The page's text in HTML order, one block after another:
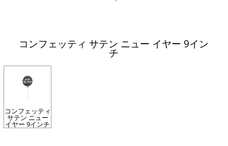
コンフェッティ サテン ニュー イヤー 9イン
チ
コンフェッティ
サテン ニュー
イヤー 9インチ